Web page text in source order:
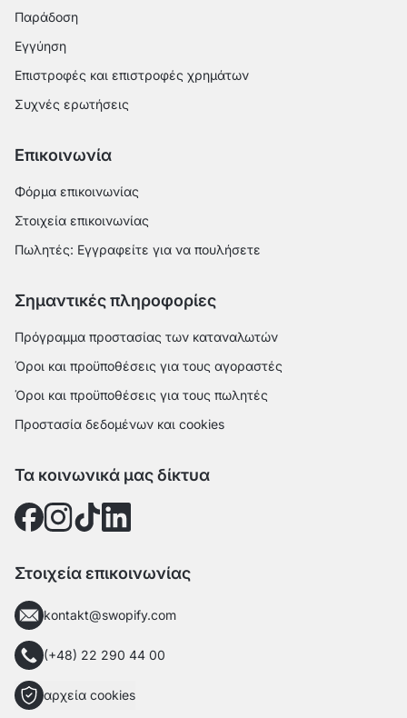
Παράδοση
Εγγύηση
Επιστροφές και επιστροφές χρημάτων
Συχνές ερωτήσεις
Επικοινωνία
Φόρμα επικοινωνίας
Στοιχεία επικοινωνίας
Πωλητές: Εγγραφείτε για να πουλήσετε
Σημαντικές πληροφορίες
Πρόγραμμα προστασίας των καταναλωτών
Όροι και προϋποθέσεις για τους αγοραστές
Όροι και προϋποθέσεις για τους πωλητές
Προστασία δεδομένων και cookies
Τα κοινωνικά μας δίκτυα
Στοιχεία επικοινωνίας
kontakt@swopify.com
(+48) 22 290 44 00
αρχεία cookies